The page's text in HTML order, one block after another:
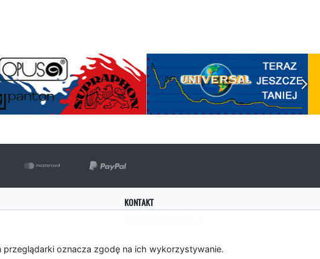
oznacza zgodę na ich wykorzystywanie.
KONTAKT